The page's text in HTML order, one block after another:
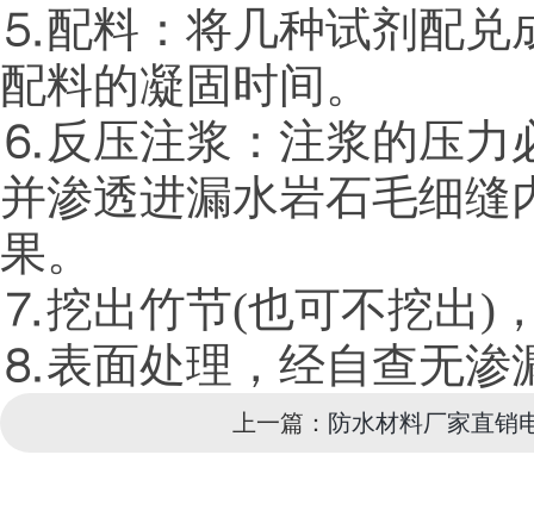
⒌配料：将几种试剂配兑
配料的凝固时间。
⒍反压注浆：注浆的压力
并渗透进漏水岩石毛细
果。
⒎挖出竹节(也可不挖出)
⒏表面处理，经自查无渗
上一篇： 防水材料厂家直销